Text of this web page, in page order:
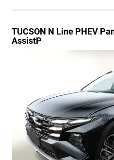
TUCSON N Line PHEV
AssistP